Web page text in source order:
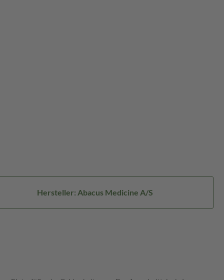
Hersteller: Abacus Medicine A/S